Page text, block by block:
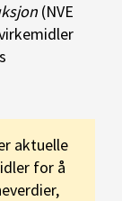
(NVE
aktuelle
for å